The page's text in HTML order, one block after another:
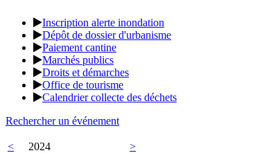
Inscription alerte inondation
Dépôt de dossier d'urbanisme
Paiement cantine
Marchés publics
Droits et démarches
Office de tourisme
Calendrier collecte des déchets
Rechercher un événement
< 2024
>